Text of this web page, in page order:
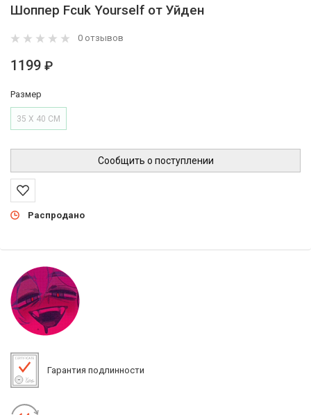
Шоппер Fcuk Yourself от Уйден
0 отзывов
1199 ₽
Размер
35 Х 40 СМ
Распродано
Сообщить о поступлении
Гарантия подлинности